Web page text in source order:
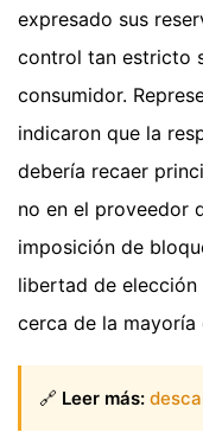
expresado sus
control tan estricto
consumidor.
indicaron que la
debería recaer
no en el proveedor
imposición de
libertad de elección
cerca de la mayoría
🔗 Leer más: